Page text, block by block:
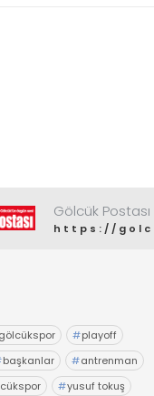
Gölcük
https://
gölcükspor #playoff
başkanlar #antrenman
#yusuf tokuş